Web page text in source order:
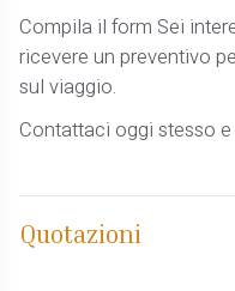
Compila il form Sei
ricevere un preventivo
sul viaggio.
Contattaci oggi stesso
Quotazioni